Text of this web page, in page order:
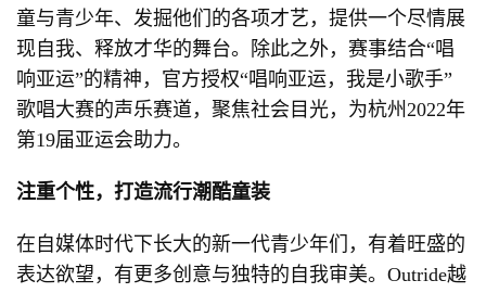
童与青少年、发掘他们的各项才艺，提供一个尽情展
现自我、释放才华的舞台。除此之外，赛事结合“唱
响亚运”的精神，官方授权“唱响亚运，我是小歌手”
歌唱大赛的声乐赛道，聚焦社会目光，为杭州2022年
第19届亚运会助力。
注重个性，打造流行潮酷童装
在自媒体时代下长大的新一代青少年们，有着旺盛的
表达欲望，有更多创意与独特的自我审美。Outride越